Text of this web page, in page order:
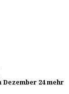
24 mehr